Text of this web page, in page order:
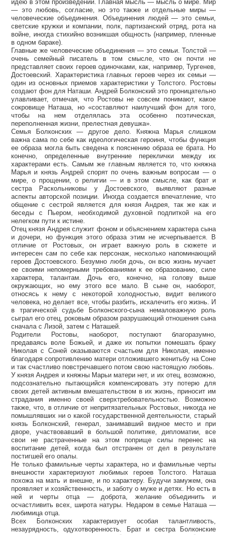
идею в этом произведении. Главная мысль — мысль о мире. Мир
— это любовь, согласие, но это также и отдельные миры —
человеческие объединения. Объединения людей — это семьи,
светские кружки и компании, полк, партизанский отряд, рота на
войне, иногда стихийно возникшая общность (например, пленные
в одном бараке).
Главные же человеческие объединения — это семьи. Толстой —
очень семейный писатель в том смысле, что он почти не
представляет своих героев одиночками, как, например, Тургенев,
Достоевский. Характеристика главных героев через их семьи —
один из основных приемов характеристики у Толстого. Ростовы
создают фон для Наташи. Андрей Болконский это проницательно
улавливает, отмечая, что Ростовы не совсем понимают, какое
сокровище Наташа, но «составляют наилучший фон для того,
чтобы на нем отделялась эта особенно поэтическая,
переполненная жизни, прелестная девушка».
Семья Болконских — другое дело. Княжна Марья слишком
важна сама по себе как идеологическая героиня, чтобы функция
ее образа могла быть сведена к пояснению образа ее брата. Но
конечно, определенные внутренние переклички между их
характерами есть. Самым же главным является то, что княжна
Марья и князь Андрей спорят по очень важным вопросам — о
мире, о прощении, о религии — и в этом смысле, как брат и
сестра Раскольниковы у Достоевского, выявляют разные
аспекты авторской позиции. Иногда создается впечатление, что
общение с сестрой является для князя Андрея, так же как и
беседы с Пьером, необходимой духовной подпиткой на его
нелегком пути к истине.
Отец князя Андрея служит фоном и объяснением характера сына
и дочери, но функция этого образа этим не исчерпывается. В
отличие от Ростовых, он играет важную роль в сюжете и
интересен сам по себе как персонаж, несколько напоминающий
героев Достоевского. Безумно любя дочь, он всю жизнь мучает
ее своими непомерными требованиями к ее образованию, силе
характера, талантам. Дочь его, конечно, на голову выше
окружающих, но ему этого все мало. В сыне он, наоборот,
относясь к нему с некоторой холодностью, видит великого
человека, но делает все, чтобы разбить, искалечить его жизнь. И
в трагической судьбе Болконского-сына немаловажную роль
сыграл его отец, роковым образом разрушающий отношения сына
сначала с Лизой, затем с Наташей.
Родители Ростовы, наоборот, поступают благоразумно,
предаваясь воле Божьей, и даже их попытки помешать браку
Николая с Соней оказываются счастьем для Николая, именно
благодаря сопротивлению матери отложившего женитьбу на Соне
и так счастливо повстречавшего потом свою настоящую любовь.
У князя Андрея и княжны Марьи матери нет, и их отец, возможно,
подсознательно пытающийся компенсировать эту потерю для
своих детей активным вмешательством в их жизнь, приносит им
страдания именно своей сверхтребовательностью. Возможно
также, что, в отличие от непритязательных Ростовых, никогда не
помышлявших ни о какой государственной деятельности, старый
князь Болконский, генерал, занимавший видное место и при
дворе, участвовавший в большой политике, дипломатии, все
свои не растраченные на этом поприще силы перенес на
воспитание детей, когда был отстранен от дел в результате
постигшей его опалы.
Не только фамильные черты характера, но и фамильные черты
внешности характеризуют любимых героев Толстого. Наташа
похожа на мать и внешне, и по характеру. Будучи замужем, она
проявляет и хозяйственность, и заботу о муже и детях. Но есть в
ней и черты отца — доброта, желание объединить и
осчастливить всех, широта натуры. Недаром в семье Наташа —
любимица отца.
Всех Болконских характеризует особая талантливость,
незаурядность, одухотворенность. Брат и сестра Болконские